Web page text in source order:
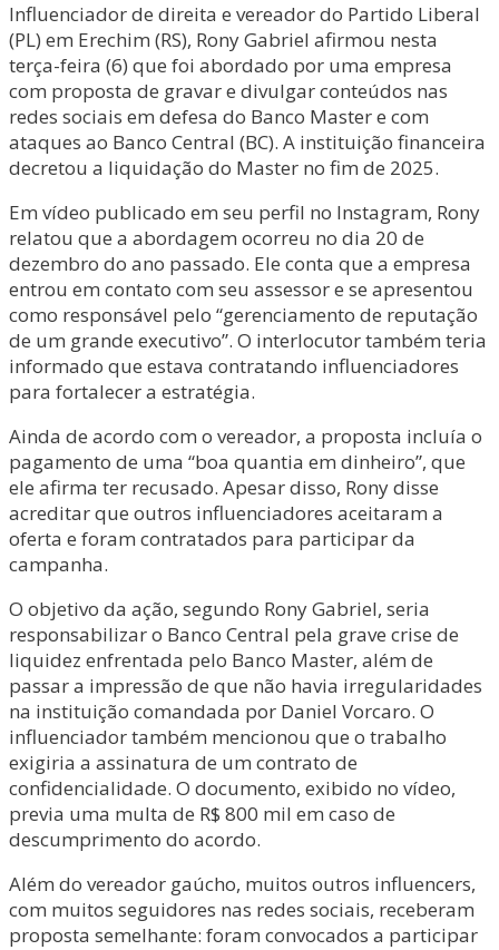
Influenciador de direita e vereador do Partido Liberal
(PL) em Erechim (RS), Rony Gabriel afirmou nesta
terça-feira (6) que foi abordado por uma empresa
com proposta de gravar e divulgar conteúdos nas
redes sociais em defesa do Banco Master e com
ataques ao Banco Central (BC). A instituição financeira
decretou a liquidação do Master no fim de 2025.
Em vídeo publicado em seu perfil no Instagram, Rony
relatou que a abordagem ocorreu no dia 20 de
dezembro do ano passado. Ele conta que a empresa
entrou em contato com seu assessor e se apresentou
como responsável pelo “gerenciamento de reputação
de um grande executivo”. O interlocutor também teria
informado que estava contratando influenciadores
para fortalecer a estratégia.
Ainda de acordo com o vereador, a proposta incluía o
pagamento de uma “boa quantia em dinheiro”, que
ele afirma ter recusado. Apesar disso, Rony disse
acreditar que outros influenciadores aceitaram a
oferta e foram contratados para participar da
campanha.
O objetivo da ação, segundo Rony Gabriel, seria
responsabilizar o Banco Central pela grave crise de
liquidez enfrentada pelo Banco Master, além de
passar a impressão de que não havia irregularidades
na instituição comandada por Daniel Vorcaro. O
influenciador também mencionou que o trabalho
exigiria a assinatura de um contrato de
confidencialidade. O documento, exibido no vídeo,
previa uma multa de R$ 800 mil em caso de
descumprimento do acordo.
Além do vereador gaúcho, muitos outros influencers,
com muitos seguidores nas redes sociais, receberam
proposta semelhante: foram convocados a participar